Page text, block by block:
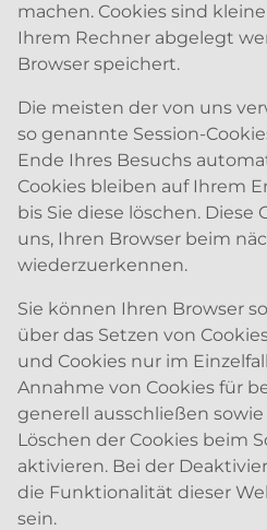
machen. Cookies sind
Ihrem Rechner abgelegt
Browser speichert.
Die meisten der von uns
so genannte Session-
Ende Ihres Besuchs
Cookies bleiben auf Ihrem
bis Sie diese löschen. Diese
uns, Ihren Browser beim
wiederzuerkennen.
Sie können Ihren Browser
über das Setzen von
und Cookies nur im
Annahme von Cookies für
generell ausschließen
Löschen der Cookies beim
aktivieren. Bei der
die Funktionalität dieser
sein.